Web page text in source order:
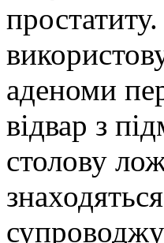
аденоми
відвар з
столову